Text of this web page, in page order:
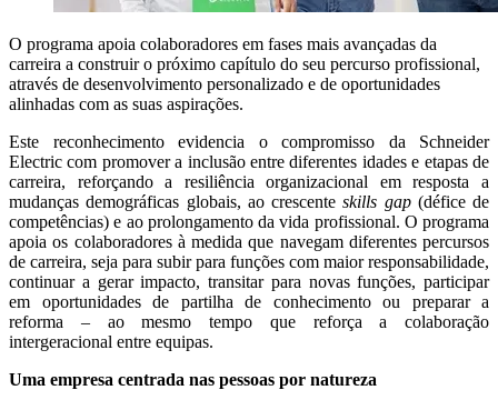
O programa apoia colaboradores em fases mais avançadas da
carreira a construir o próximo capítulo do seu percurso profissional,
através de desenvolvimento personalizado e de oportunidades
alinhadas com as suas aspirações.
Este reconhecimento evidencia o compromisso da Schneider
Electric com promover a inclusão entre diferentes idades e etapas de
carreira, reforçando a resiliência organizacional em resposta a
mudanças demográficas globais, ao crescenteskills gap (défice de
competências) e ao prolongamento da vida profissional. O programa
apoia os colaboradores à medida que navegam diferentes percursos
de carreira, seja para subir para funções com maior responsabilidade,
continuar a gerar impacto, transitar para novas funções, participar
em oportunidades de partilha de conhecimento ou preparar a
reforma – ao mesmo tempo que reforça a colaboração
intergeracional entre equipas.
Uma empresa centrada nas pessoas por natureza